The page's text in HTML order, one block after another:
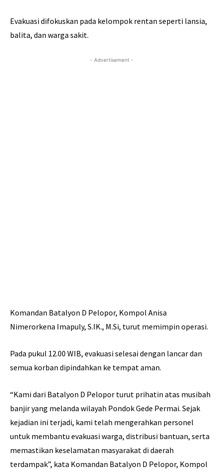
Evakuasi difokuskan pada kelompok rentan seperti lansia,
balita, dan warga sakit.
- Advertisement -
Komandan Batalyon D Pelopor, Kompol Anisa
Nimerorkena Imapuly, S.IK., M.Si, turut memimpin operasi.
Pada pukul 12.00 WIB, evakuasi selesai dengan lancar dan
semua korban dipindahkan ke tempat aman.
“Kami dari Batalyon D Pelopor turut prihatin atas musibah
banjir yang melanda wilayah Pondok Gede Permai. Sejak
kejadian ini terjadi, kami telah mengerahkan personel
untuk membantu evakuasi warga, distribusi bantuan, serta
memastikan keselamatan masyarakat di daerah
terdampak”, kata Komandan Batalyon D Pelopor, Kompol